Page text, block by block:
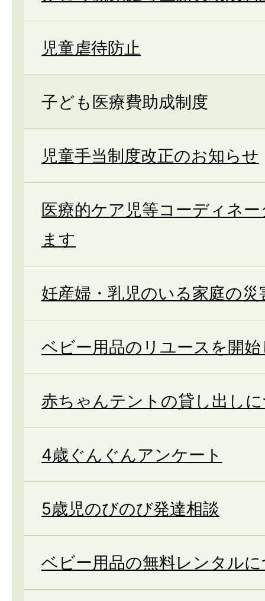
児童虐待防止
子ども医療費助成制度
児童手当制度改正のお知らせ
医療的ケア児等コーディネ
ます
妊産婦・乳児のいる家庭の災
ベビー用品のリユースを開
赤ちゃんテントの貸し出し
4歳ぐんぐんアンケート
5歳児のびのび発達相談
ベビー用品の無料レンタル